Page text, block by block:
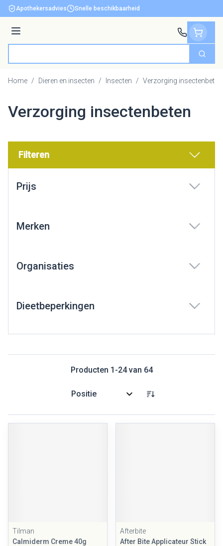
Ga naar de inhoud
Apothekersadvies Snelle beschikbaarheid
Menu
Zoek
Home / Dieren en insecten / Insecten / Verzorging insectenbeten
Verzorging insectenbeten
Filteren
Prijs
Merken
Organisaties
Dieetbeperkingen
Producten 1 -24van 64
Sorteer op:
Tilman
Calmiderm Creme 40g
Afterbite
After Bite Applicateur Stick